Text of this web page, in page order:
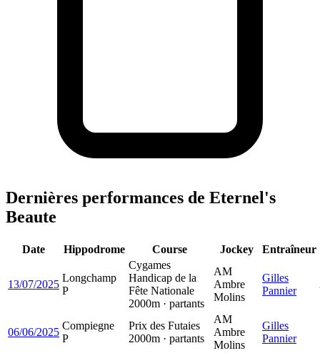
Dernières performances de Eternel's
Beaute
Date Hippodrome Course Jockey Entraîneur
13/07/2025
Longchamp
P
Cygames
Handicap de la
Fête Nationale
2000m · partants
AM
Ambre
Molins
Gilles
Pannier
06/06/2025
Compiegne
P
Prix des Futaies
2000m · partants
AM
Ambre
Molins
Gilles
Pannier